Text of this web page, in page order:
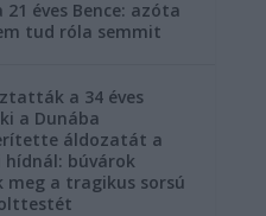
éves Bence: azóta
tud róla semmit
a 34 éves
a Dunába
áldozatát a
hídnál: búvárok
a tragikus sorsú